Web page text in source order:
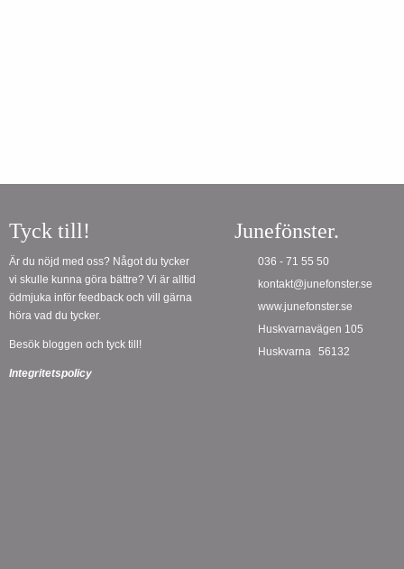
Tyck till!
Är du nöjd med oss? Något du tycker
vi skulle kunna göra bättre? Vi är alltid
ödmjuka inför feedback och vill gärna
höra vad du tycker.
Besök bloggen och tyck till!
Integritetspolicy
Junefönster.
036 - 71 55 50
kontakt@junefonster.se
www.junefonster.se
Huskvarnavägen 105
Huskvarna
56132